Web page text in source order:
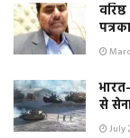
से
July